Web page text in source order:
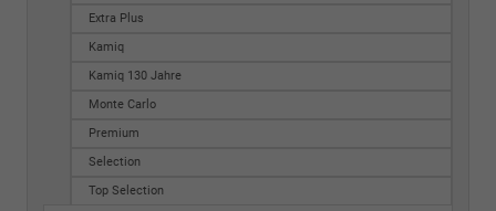
Extra Plus
Kamiq
Kamiq 130 Jahre
Monte Carlo
Premium
Selection
Top Selection